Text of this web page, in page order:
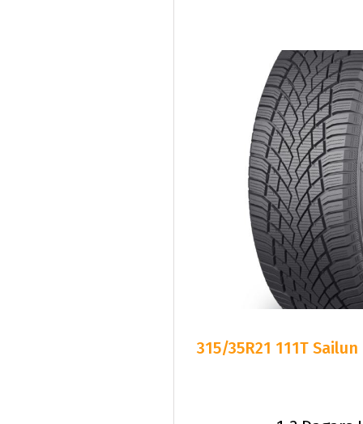
315/35R21 111T Sailun